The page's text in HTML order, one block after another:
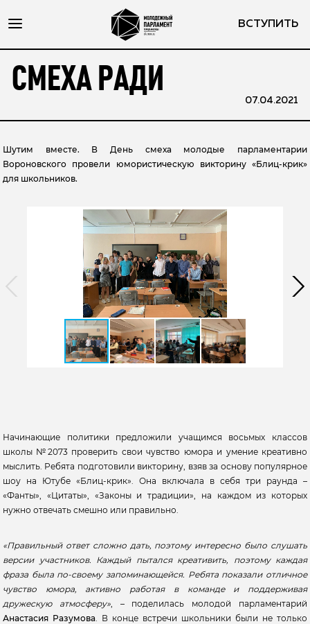
ВСТУПИТЬ
СМЕХА РАДИ
07.04.2021
Шутим вместе. В День смеха молодые парламентарии
Вороновского провели юмористическую викторину «Блиц-крик»
для школьников.
Начинающие политики предложили учащимся восьмых классов
школы №2073 проверить свои чувство юмора и умение креативно
мыслить. Ребята подготовили викторину, взяв за основу популярное
шоу на Ютубе «Блиц-крик». Она включала в себя три раунда –
«Фанты», «Цитаты», «Законы и традиции», на каждом из которых
нужно отвечать смешно или правильно.
«Правильный ответ сложно дать, поэтому интересно было слушать
версии участников. Каждый пытался креативить, поэтому каждая
фраза была по-своему запоминающейся. Ребята показали отличное
чувство юмора, активно работая в команде и поддерживая
дружескую атмосферу», – поделилась молодой парламентарий
Анастасия Разумова. В конце встречи школьники были не только